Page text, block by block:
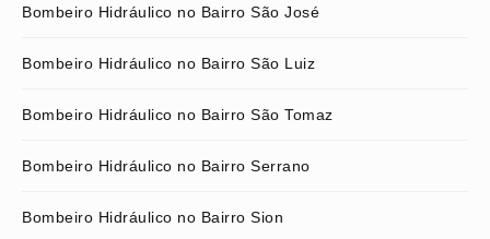
Bombeiro Hidráulico no Bairro São José
Bombeiro Hidráulico no Bairro São Luiz
Bombeiro Hidráulico no Bairro São Tomaz
Bombeiro Hidráulico no Bairro Serrano
Bombeiro Hidráulico no Bairro Sion